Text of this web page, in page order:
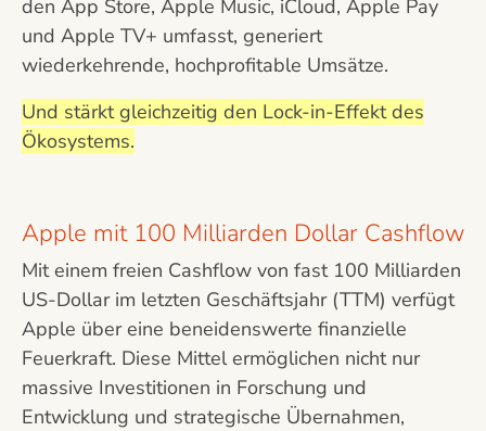
den App Store, Apple Music, iCloud, Apple Pay
und Apple TV+ umfasst, generiert
wiederkehrende, hochprofitable Umsätze.
Und stärkt gleichzeitig den Lock-in-Effekt des
Ökosystems.
Apple mit 100 Milliarden Dollar Cashflow
Mit einem freien Cashflow von fast 100 Milliarden
US-Dollar im letzten Geschäftsjahr (TTM) verfügt
Apple über eine beneidenswerte finanzielle
Feuerkraft. Diese Mittel ermöglichen nicht nur
massive Investitionen in Forschung und
Entwicklung und strategische Übernahmen,